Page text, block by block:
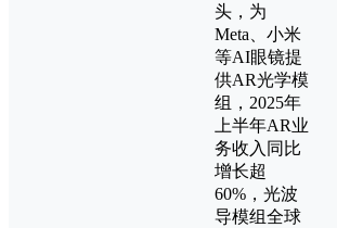
头，为
Meta、小米
等AI眼镜提
供AR光学模
组，2025年
上半年AR业
务收入同比
增长超
60%，光波
导模组全球